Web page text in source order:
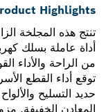
Product Highlights
تنتج هذه المجلخة
من الراحة والأداء
توقع أداء القطع
المعادن الخفيفة.